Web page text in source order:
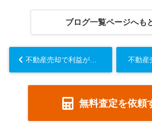
ブログ一覧ページへも
不動産売却で利益が生じたら所得税の納付が必要！その方法は？...
無料査定を依頼